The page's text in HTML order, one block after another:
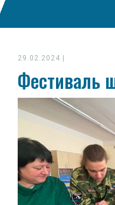
29.02.2024
Фестиваль